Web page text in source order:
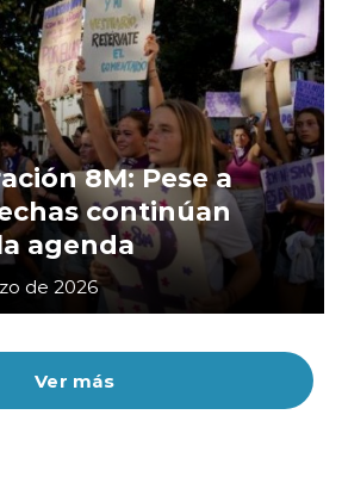
Ver más
8M: Pese a
continúan
agenda
de 2026